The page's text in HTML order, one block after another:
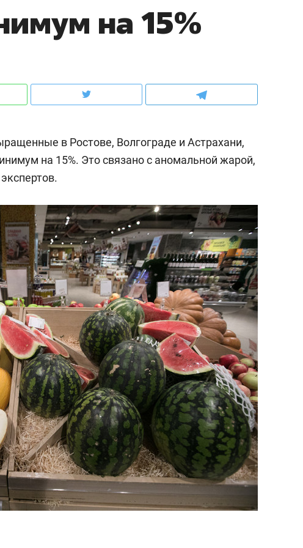
на 15%
в Ростове, Волгограде и Астрахани,
на 15%. Это связано с аномальной жарой,
о трехкратном росте цен, дотошных
клиентах и чудных запросах мастеров
Рекомендуем
Психотерапевт «Фороса»:
невроз» –
человек не считает
сверхнагрузку
стрессом»
Рекомендуем
Дизайнер-прораб
Наседкина: «Ремонт
с мебелью за 2
для меня это